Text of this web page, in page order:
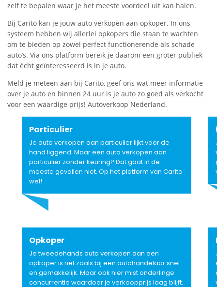
zelf te bepalen waar je het meeste voordeel uit kan halen.
Bij Carito kan je jouw auto verkopen aan opkoper. In ons
systeem hebben wij allerlei opkopers die staan te wachten
om te bieden op zowel perfect functionerende als schade
auto’s. Via ons platform bereik je daarom een groter publiek
dat écht geïnteresseerd is in je auto.
Meld je meteen aan bij Carito, geef ons wat meer informatie
over je auto en binnen 24 uur is je auto zo goed als verkocht
voor een waardige prijs! Autoverkoop Nederland.
Particulier
Je auto verkopen aan particulier lijkt voor de
hand liggend. Maar een auto verkopen aan
particulier zonder keuring? Dat gaat in de
meeste gevallen niet. Op het platform van Carito
wel!
Opkoper
Je tweedehands auto verkopen aan een
opkoper is net zoals bij een autohandelaar snel
en gemakkelijk. Maar ook hier mist onderlinge
concurrentie waardoor je verkoopprijs laag blijft.